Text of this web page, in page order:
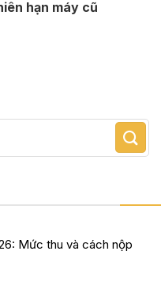
hạn máy cũ
Mức thu và cách nộp